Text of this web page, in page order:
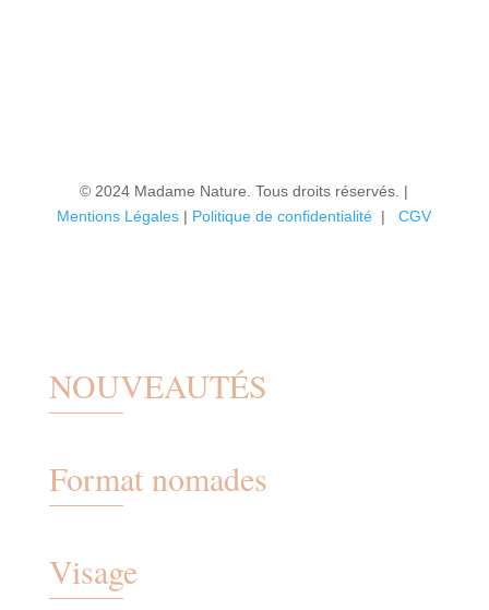
© 2024 Madame Nature. Tous droits réservés. |
Mentions Légales | Politique de confidentialité |CGV
NOUVEAUTÉS
Format nomades
Visage